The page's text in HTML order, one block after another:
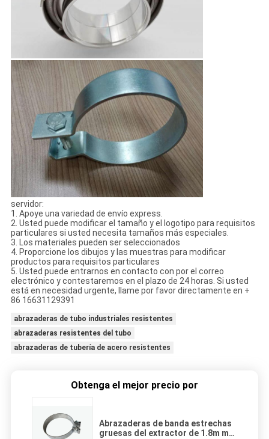
servidor:
1. Apoye una variedad de envío express.
2. Usted puede modificar el tamaño y el logotipo para requisitos
particulares si usted necesita tamaños más especiales.
3. Los materiales pueden ser seleccionados
4. Proporcione los dibujos y las muestras para modificar
productos para requisitos particulares
5. Usted puede entrarnos en contacto con por el correo
electrónico y contestaremos en el plazo de 24 horas. Si usted
está en necesidad urgente, llame por favor directamente en +
86 16631129391
abrazaderas de tubo industriales resistentes
abrazaderas resistentes del tubo
abrazaderas de tubería de acero resistentes
Obtenga el mejor precio por
Abrazaderas de banda estrechas
gruesas del extractor de 1.8m m